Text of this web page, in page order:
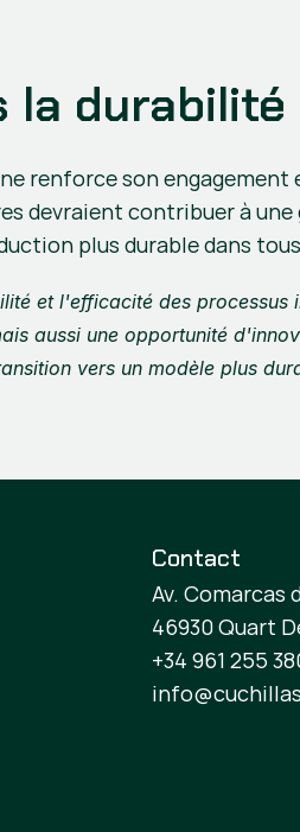
la durabilité
renforce son
devraient contribuer à
plus durable dans
et l'efficacité des
aussi une opportunité
vers un modèle plus
Contact
Av. Comarcas
46930 Quart
+34 961 255